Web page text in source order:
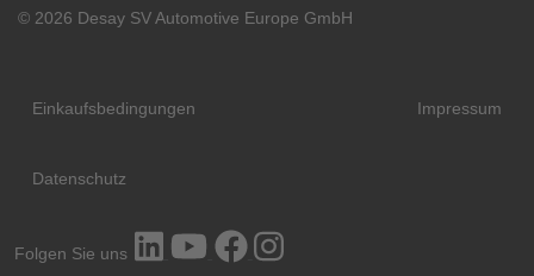
© 2026 Desay SV Automotive Europe GmbH
Einkaufsbedingungen Impressum
Datenschutz
Folgen Sie uns